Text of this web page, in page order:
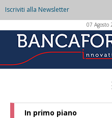
Iscriviti alla Newsletter
07 Agosto
In primo piano